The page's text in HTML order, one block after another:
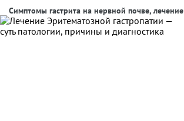
Симптомы гастрита на нервной почве, лечение